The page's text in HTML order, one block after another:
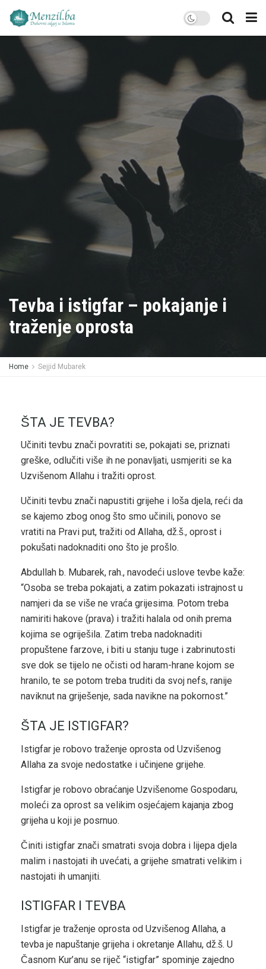
Tevba i istigfar – pokajanje i
traženje oprosta
Home Sejjid Mubarek
ŠTA JE TEVBA?
Učiniti tevbu znači povratiti se, pokajati se, priznati
greške, odlučiti više ih ne ponavljati, usmjeriti se ka
Uzvišenom Allahu i tražiti oprost.
Učiniti tevbu znači napustiti grijehe i loša djela, reći da
se kajemo zbog onog što smo učinili, ponovo se
vratiti na Pravi put, tražiti od Allaha, dž.š., oprost i
pokušati nadoknaditi ono što je prošlo.
Abdullah b. Mubarek, rah., navodeći uslove tevbe kaže:
“Osoba se treba pokajati, a zatim pokazati istrajnost u
namjeri da se više ne vraća grijesima. Potom treba
namiriti hakove (prava) i tražiti halala od onih prema
kojima se ogriješila. Zatim treba nadoknaditi
propuštene farzove, i biti u stanju tuge i zabrinutosti
sve dok se tijelo ne očisti od haram-hrane kojom se
hranilo, te se potom treba truditi da svoj nefs, ranije
naviknut na griješenje, sada navikne na pokornost.”
ŠTA JE ISTIGFAR?
Istigfar je robovo traženje oprosta od Uzvišenog
Allaha za svoje nedostatke i učinjene grijehe.
Istigfar je robovo obraćanje Uzvišenome Gospodaru,
moleći za oprost sa velikim osjećajem kajanja zbog
grijeha u koji je posrnuo.
Činiti istigfar znači smatrati svoja dobra i lijepa djela
malim i nastojati ih uvećati, a grijehe smatrati velikim i
nastojati ih umanjiti.
ISTIGFAR I TEVBA
Istigfar je traženje oprosta od Uzvišenog Allaha, a
tevba je napuštanje grijeha i okretanje Allahu, dž.š. U
Časnom Kur’anu se riječ “istigfar” spominje zajedno